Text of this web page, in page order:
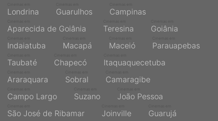
Londrina Guarulhos Campinas
Aparecida de Goiânia Teresina Goiânia
Indaiatuba Macapá Maceió Parauapebas
Taubaté Chapecó Itaquaquecetuba
Araraquara Sobral Camaragibe
Campo Largo Suzano João Pessoa
São José de Ribamar Joinville Guarujá